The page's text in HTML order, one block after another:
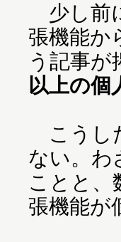
少し前
張機能か
う記事が
以上の個
こうし
ない。わ
ことと、
張機能が